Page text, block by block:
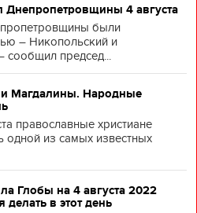
Днепропетровщины 4 августа
были
– Никопольский и
сообщил председ...
Магдалины. Народные
православные христиане
одной из самых известных
Глобы на 4 августа 2022
делать в этот день